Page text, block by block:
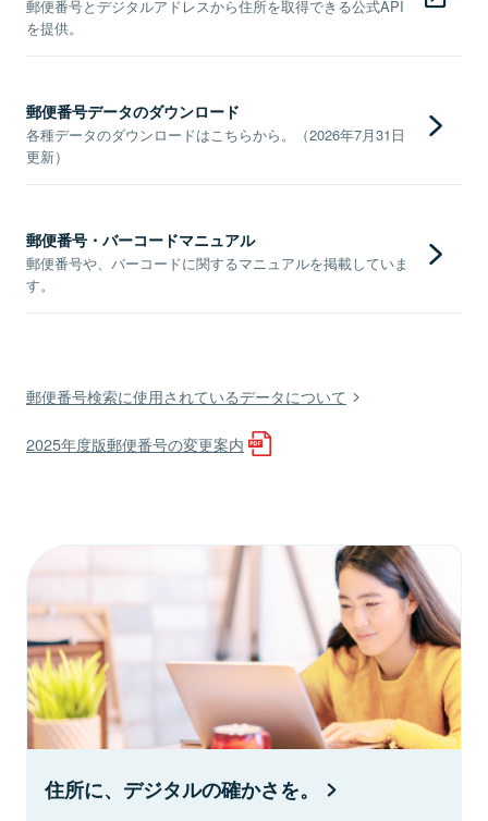
郵便番号とデジタルアドレスから住所を取得できる公式API
を提供。
郵便番号データのダウンロード
各種データのダウンロードはこちらから。（2026年7月31日
更新）
郵便番号・バーコードマニュアル
郵便番号や、バーコードに関するマニュアルを掲載していま
す。
郵便番号検索に使用されているデータについて
2025年度版郵便番号の変更案内
住所に、デジタルの確かさを。